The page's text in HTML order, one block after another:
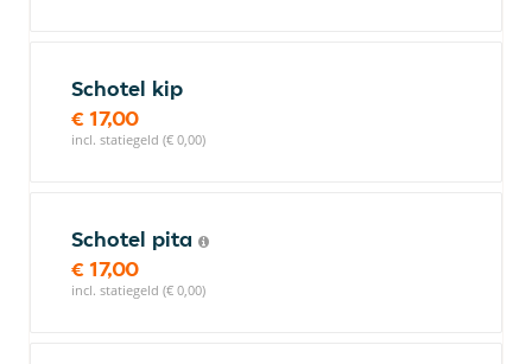
Schotel kip
€ 17,00
incl. statiegeld (€ 0,00)
Schotel pita
€ 17,00
incl. statiegeld (€ 0,00)